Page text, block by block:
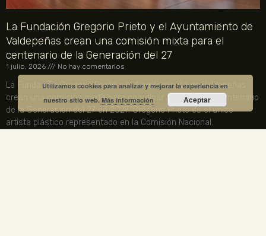
La Fundación Gregorio Prieto y el Ayuntamiento de
Valdepeñas crean una comisión mixta para el
centenario de la Generación del 27
1 julio, 2026 No hay comentarios
La Fundación Gregorio Prieto y el Ayuntamiento de Valdepeñas
crean una comisión mixta para coordinar los actos del centenario
de la Generación del 27 en 2027. Gregorio Prieto es el único
artista plástico representado en la Comisión Nacional.
Utilizamos cookies para analizar y mejorar la experiencia en
nuestro sitio web.Más información Aceptar